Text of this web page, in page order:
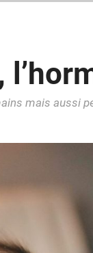
mais aussi